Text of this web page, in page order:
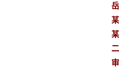
岳
某
某
二
审